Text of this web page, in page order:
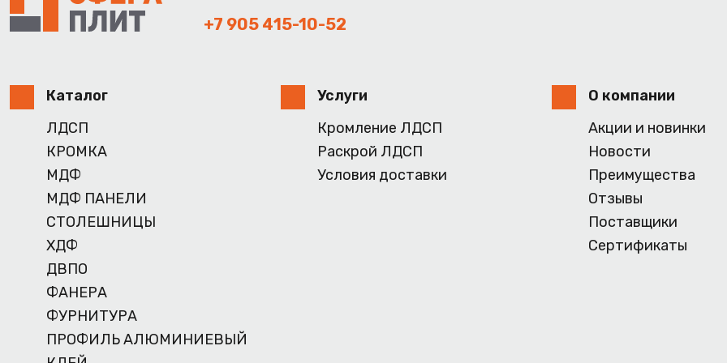
+7 905 415-10-52
Каталог
ЛДСП
КРОМКА
МДФ
МДФ ПАНЕЛИ
СТОЛЕШНИЦЫ
ХДФ
ДВПО
ФАНЕРА
ФУРНИТУРА
ПРОФИЛЬ АЛЮМИНИЕВЫЙ
Услуги
Кромление ЛДСП
Раскрой ЛДСП
Условия доставки
О компании
Акции и новинки
Новости
Преимущества
Отзывы
Поставщики
Сертификаты